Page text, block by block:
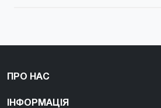
ПРО НАС
ІНФОРМАЦІЯ